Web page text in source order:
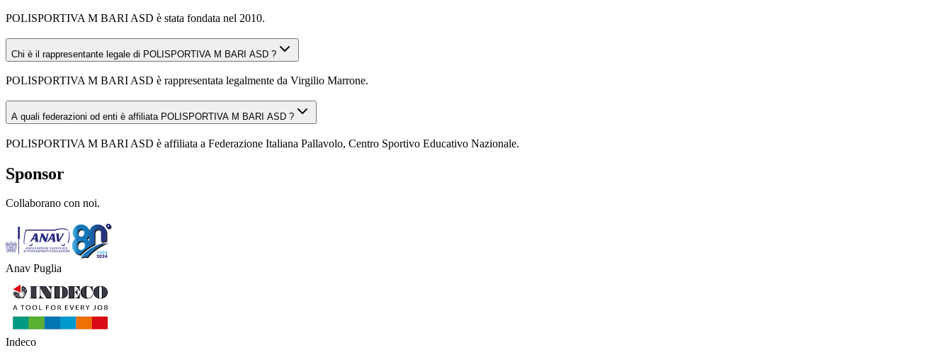
POLISPORTIVA M BARI ASD è stata fondata nel 2010.
Chi è il rappresentante legale di POLISPORTIVA M BARI ASD ?
POLISPORTIVA M BARI ASD è rappresentata legalmente da Virgilio Marrone.
A quali federazioni od enti è affiliata POLISPORTIVA M BARI ASD ?
POLISPORTIVA M BARI ASD è affiliata a Federazione Italiana Pallavolo, Centro Sportivo Educativo Nazionale.
Sponsor
Collaborano con noi.
Anav Puglia
Indeco